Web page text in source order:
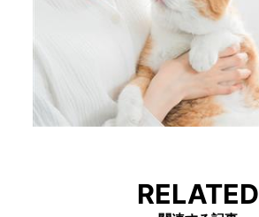
RELATED